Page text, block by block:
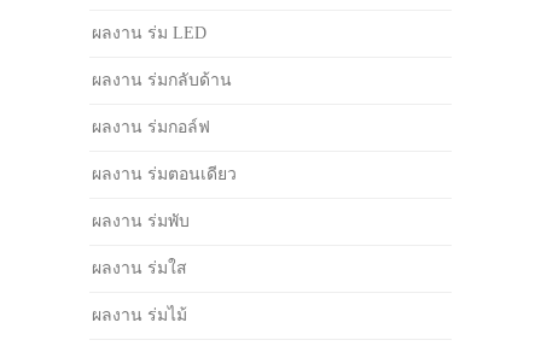
ผลงาน ร่ม LED
ผลงาน ร่มกลับด้าน
ผลงาน ร่มกอล์ฟ
ผลงาน ร่มตอนเดียว
ผลงาน ร่มพับ
ผลงาน ร่มใส
ผลงาน ร่มไม้